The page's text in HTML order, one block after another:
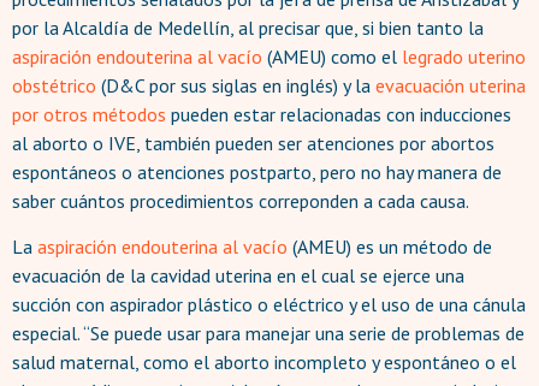
por la Alcaldía de Medellín, al precisar que, si bien tanto la
aspiración endouterina al vacío (AMEU) como el legrado uterino
obstétrico (D&C por sus siglas en inglés) y la evacuación uterina
por otros métodos pueden estar relacionadas con inducciones
al aborto o IVE, también pueden ser atenciones por abortos
espontáneos o atenciones postparto, pero no hay manera de
saber cuántos procedimientos correponden a cada causa.
La aspiración endouterina al vacío (AMEU) es un método de
evacuación de la cavidad uterina en el cual se ejerce una
succión con aspirador plástico o eléctrico y el uso de una cánula
especial. “Se puede usar para manejar una serie de problemas de
salud maternal, como el aborto incompleto y espontáneo o el